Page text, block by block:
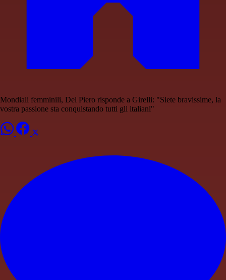
Mondiali femminili, Del Piero risponde a Girelli: "Siete bravissime, la
vostra passione sta conquistando tutti gli italiani"